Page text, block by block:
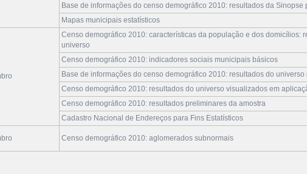
Base de informações do censo demográfico 2010: resultados da Sinopse
Mapas municipais estatísticos
Censo demográfico 2010: características da população e dos domicílios:
universo
Censo demográfico 2010: indicadores sociais municipais básicos
Base de informações do censo demográfico 2010: resultados do universo
Censo demográfico 2010: resultados do universo visualizados em
Censo demográfico 2010: resultados preliminares da amostra
Cadastro Nacional de Endereços para Fins Estatísticos
Censo demográfico 2010: aglomerados subnormais